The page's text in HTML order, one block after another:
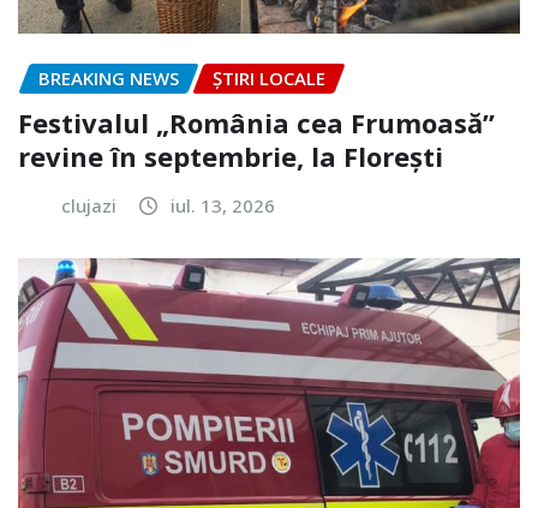
BREAKING NEWS ȘTIRI LOCALE
Festivalul „România cea Frumoasă”
revine în septembrie, la Florești
clujazi iul. 13, 2026